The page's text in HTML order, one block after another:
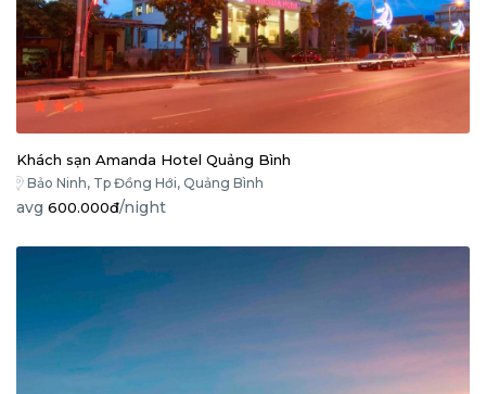
Khách sạn Amanda Hotel Quảng Bình
Bảo Ninh, Tp Đồng Hới, Quảng Bình
avg 600.000đ/night